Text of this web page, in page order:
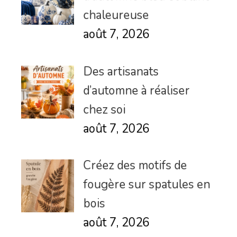
chaleureuse
août 7, 2026
Des artisanats
d’automne à réaliser
chez soi
août 7, 2026
Créez des motifs de
fougère sur spatules en
bois
août 7, 2026